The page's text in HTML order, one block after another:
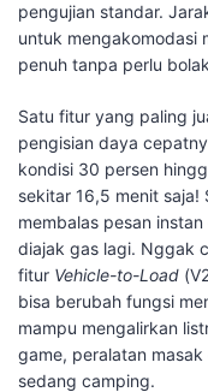
pengujian standar.
untuk mengakomodasi
penuh tanpa perlu
​Satu fitur yang paling
pengisian daya
kondisi 30 persen
sekitar 16,5 menit saja!
membalas pesan
diajak gas lagi. Nggak
fitur Vehicle-to-Load
bisa berubah fungsi
mampu mengalirkan
game, peralatan
sedang camping.